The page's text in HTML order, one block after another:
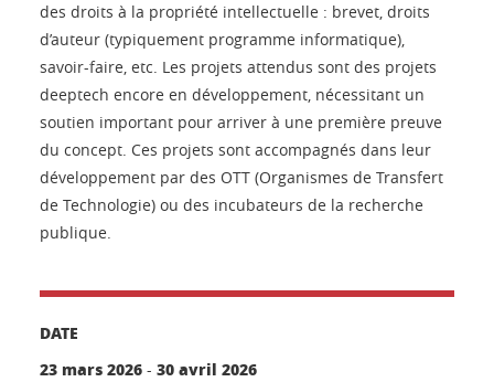
des droits à la propriété intellectuelle : brevet, droits
d’auteur (typiquement programme informatique),
savoir-faire, etc. Les projets attendus sont des projets
deeptech encore en développement, nécessitant un
soutien important pour arriver à une première preuve
du concept. Ces projets sont accompagnés dans leur
développement par des OTT (Organismes de Transfert
de Technologie) ou des incubateurs de la recherche
publique.
DATE
23 mars 2026 - 30 avril 2026